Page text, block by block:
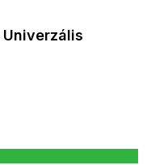
Univerzális